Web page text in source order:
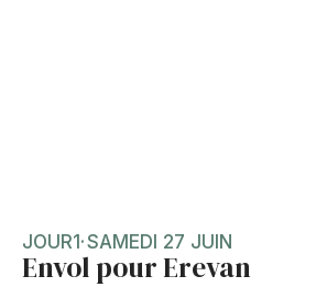
JOUR1·SAMEDI 27 JUIN
Envol pour Erevan